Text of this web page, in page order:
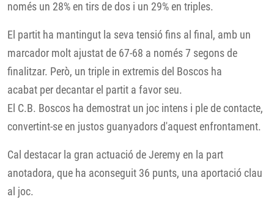
només un 28% en tirs de dos i un 29% en triples.
El partit ha mantingut la seva tensió fins al final, amb un
marcador molt ajustat de 67-68 a només 7 segons de
finalitzar. Però, un triple in extremis del Boscos ha
acabat per decantar el partit a favor seu.
El C.B. Boscos ha demostrat un joc intens i ple de contacte,
convertint-se en justos guanyadors d'aquest enfrontament.
Cal destacar la gran actuació de Jeremy en la part
anotadora, que ha aconseguit 36 punts, una aportació clau
al joc.